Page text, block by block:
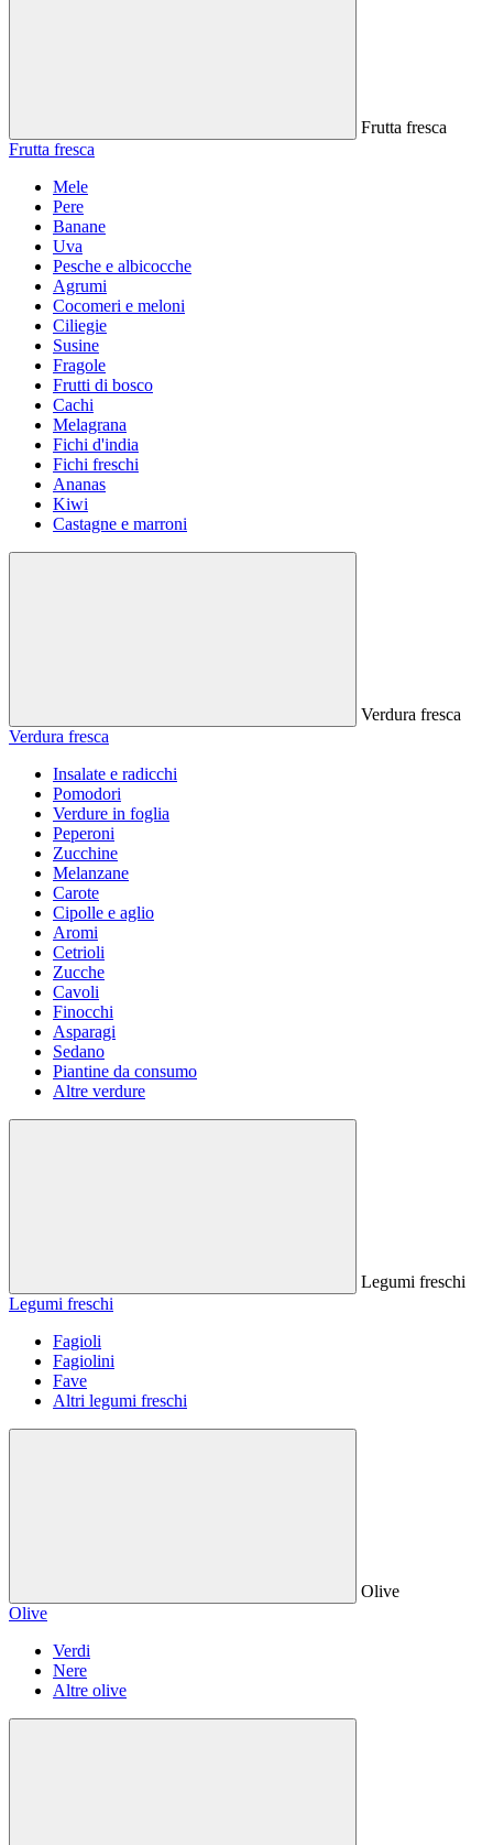
Frutta fresca
Frutta fresca
Mele
Pere
Banane
Uva
Pesche e albicocche
Agrumi
Cocomeri e meloni
Ciliegie
Susine
Fragole
Frutti di bosco
Cachi
Melagrana
Fichi d'india
Fichi freschi
Ananas
Kiwi
Castagne e marroni
Verdura fresca
Verdura fresca
Insalate e radicchi
Pomodori
Verdure in foglia
Peperoni
Zucchine
Melanzane
Carote
Cipolle e aglio
Aromi
Cetrioli
Zucche
Cavoli
Finocchi
Asparagi
Sedano
Piantine da consumo
Altre verdure
Legumi freschi
Legumi freschi
Fagioli
Fagiolini
Fave
Altri legumi freschi
Olive
Olive
Verdi
Nere
Altre olive